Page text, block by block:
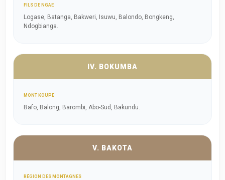
FILS DE NGAE
Logase, Batanga, Bakweri, Isuwu, Balondo, Bongkeng,
Ndogbianga.
IV. BOKUMBA
MONT KOUPÉ
Bafo, Balong, Barombi, Abo-Sud, Bakundu.
V. BAKOTA
RÉGION DES MONTAGNES